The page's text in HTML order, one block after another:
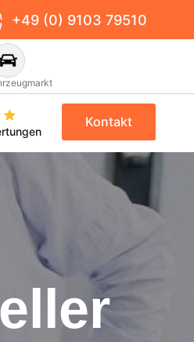
+49 (0) 9103 79510
Kontakt